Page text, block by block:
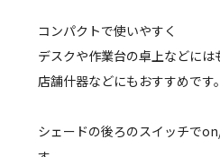
コンパクトで使いやすく
デスクや作業台の卓上などには
店舗什器などにもおすすめです。
シェードの後ろのスイッチで